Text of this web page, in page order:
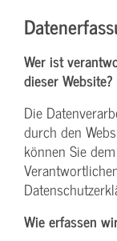
Wer ist
dieser Website?
Die
durch den
können Sie
Wie erfassen